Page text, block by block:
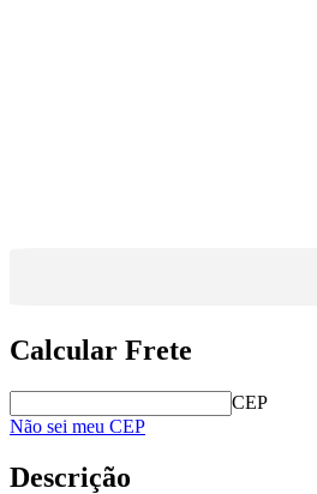
Calcular Frete
CEP
Não sei meu CEP
Descrição